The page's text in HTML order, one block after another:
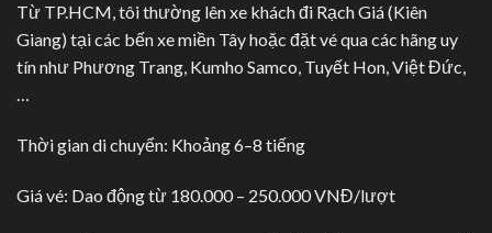
Từ TP.HCM, tôi thường lên xe khách đi Rạch Giá (Kiên
Giang) tại các bến xe miền Tây hoặc đặt vé qua các hãng uy
tín như Phương Trang, Kumho Samco, Tuyết Hon, Việt Đức,
…
Thời gian di chuyển: Khoảng 6–8 tiếng
Giá vé: Dao động từ 180.000 – 250.000 VNĐ/lượt